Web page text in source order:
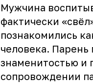
Мужчина
фактически
познакомились
человека. Парень
знаменитостью и
сопровождении